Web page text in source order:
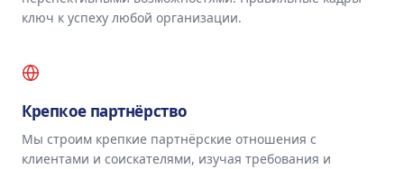
ключ к успеху любой организации.
Крепкое партнёрство
Мы строим крепкие партнёрские отношения с
клиентами и соискателями, изучая требования и